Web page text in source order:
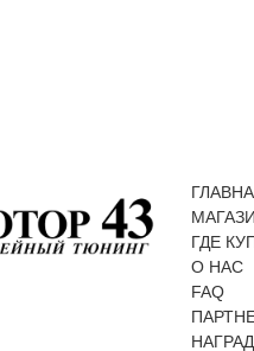
ГДЕ
О НАС
FAQ